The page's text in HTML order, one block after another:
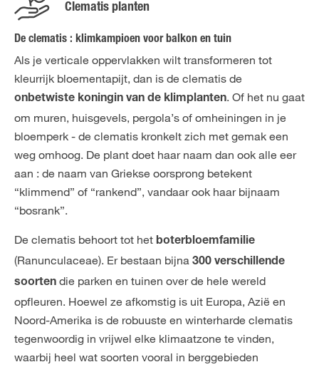
Clematis planten
De clematis : klimkampioen voor balkon en tuin
Als je verticale oppervlakken wilt transformeren tot
kleurrijk bloementapijt, dan is de clematis de
onbetwiste koningin van de klimplanten. Of het nu gaat
om muren, huisgevels, pergola’s of omheiningen in je
bloemperk - de clematis kronkelt zich met gemak een
weg omhoog. De plant doet haar naam dan ook alle eer
aan : de naam van Griekse oorsprong betekent
“klimmend” of “rankend”, vandaar ook haar bijnaam
“bosrank”.
De clematis behoort tot het boterbloemfamilie
(Ranunculaceae). Er bestaan bijna 300 verschillende
soorten die parken en tuinen over de hele wereld
opfleuren. Hoewel ze afkomstig is uit Europa, Azië en
Noord-Amerika is de robuuste en winterharde clematis
tegenwoordig in vrijwel elke klimaatzone te vinden,
waarbij heel wat soorten vooral in berggebieden